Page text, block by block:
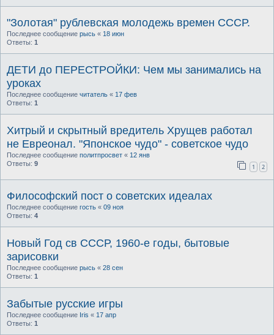
"Золотая" рублевская молодежь времен СССР.
Последнее сообщение рысь « 18 июн
Ответы: 1
ДЕТИ до ПЕРЕСТРОЙКИ: Чем мы занимались на
уроках
Последнее сообщение читатель « 17 фев
Ответы: 1
Хитрый и скрытный вредитель Хрущев работал
не Евреонал. "Японское чудо" - советское чудо
Последнее сообщение политпросвет « 12 янв
Ответы: 9 1 2
Философский пост о советских идеалах
Последнее сообщение гость « 09 ноя
Ответы: 4
Новый Год св СССР, 1960-е годы, бытовые
зарисовки
Последнее сообщение рысь « 28 сен
Ответы: 1
Забытые русские игры
Последнее сообщение Iris « 17 апр
Ответы: 1